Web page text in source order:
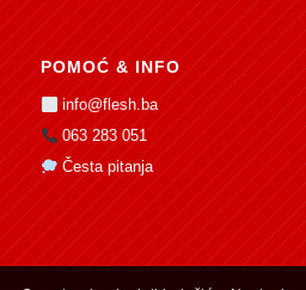
POMOĆ & INFO
info@flesh.ba
063 283 051
Česta pitanja